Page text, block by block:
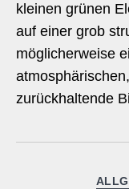
kleinen grünen
auf einer grob
möglicherweise
zurückhaltende